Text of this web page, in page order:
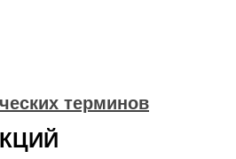
терминов